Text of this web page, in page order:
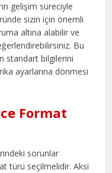
gelişim süreciyle
sizin için önemli
altına alabilir ve
Bu
standart bilgilerini
ayarlarına dönmesi
Format
sorunlar
türü seçilmelidir. Aksi